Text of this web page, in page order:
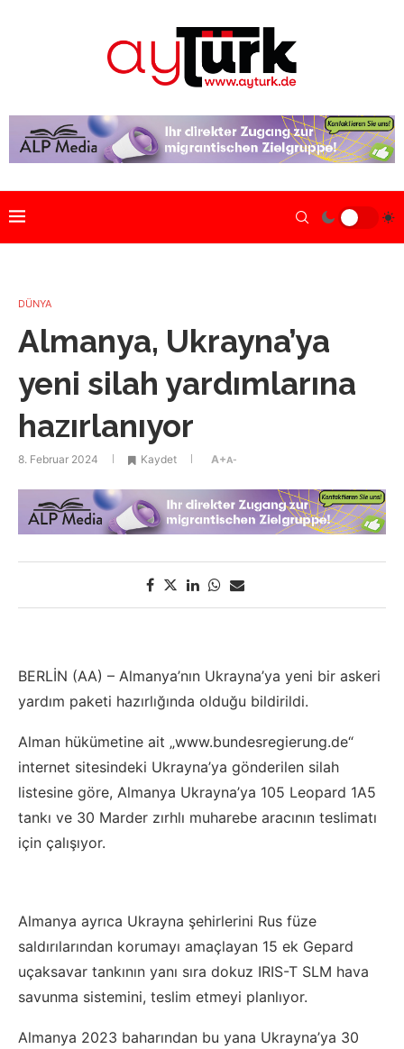
DÜNYA
Almanya, Ukrayna’ya
yeni silah yardımlarına
hazırlanıyor
8. Februar 2024 Kaydet A+A-
BERLİN (AA) – Almanya’nın Ukrayna’ya yeni bir askeri
yardım paketi hazırlığında olduğu bildirildi.
Alman hükümetine ait „www.bundesregierung.de“
internet sitesindeki Ukrayna’ya gönderilen silah
listesine göre, Almanya Ukrayna’ya 105 Leopard 1A5
tankı ve 30 Marder zırhlı muharebe aracının teslimatı
için çalışıyor.
Almanya ayrıca Ukrayna şehirlerini Rus füze
saldırılarından korumayı amaçlayan 15 ek Gepard
uçaksavar tankının yanı sıra dokuz IRIS-T SLM hava
savunma sistemini, teslim etmeyi planlıyor.
Almanya 2023 baharından bu yana Ukrayna’ya 30